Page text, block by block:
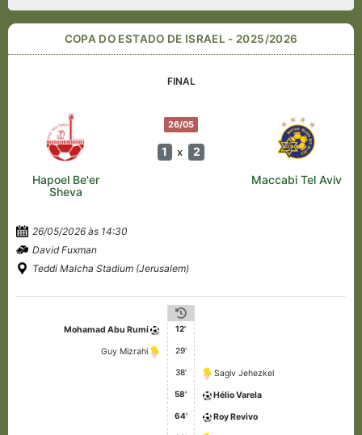
COPA DO ESTADO DE ISRAEL - 2025/2026
FINAL
26/05
1 x 2
Hapoel Be'er
Sheva
Maccabi Tel Aviv
26/05/2026 às 14:30
David Fuxman
Teddi Malcha Stadium (Jerusalem)
Mohamad Abu Rumi 12'
Guy Mizrahi 29'
38' Sagiv Jehezkel
58' Hélio Varela
64' Roy Revivo